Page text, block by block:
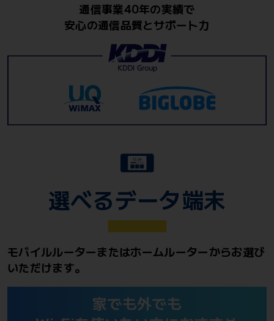
通信事業40年の実績で
安心の通信品質とサポート力
選べるデータ端末
モバイルルーターまたはホームルーターからお選び
いただけます。
家でも外でも